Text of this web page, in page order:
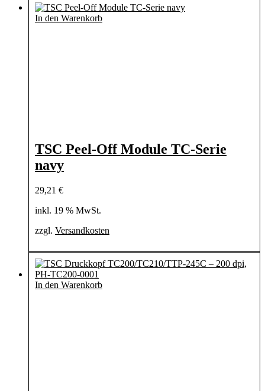
In den Warenkorb
TSC Peel-Off Module TC-Serie
navy
29,21 €
inkl. 19 % MwSt.
zzgl. Versandkosten
In den Warenkorb